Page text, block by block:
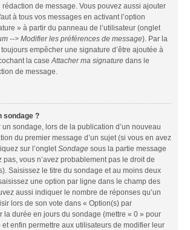
de message. Vous pouvez aussi ajouter
à tous vos messages en activant l’option
» à partir du panneau de l’utilisateur (onglet
--> Modifier les préférences de message). Par la
empêcher une signature d’être ajoutée à
la caseAttacher ma signature dans le
de message.
sondage ?
un sondage, lors de la publication d’un nouveau
du premier message d’un sujet (si vous en avez
sur l’ongletSondage sous la partie message
pas, vous n’avez probablement pas le droit de
Saisissez le titre du sondage et au moins deux
une option par ligne dans le champ des
aussi indiquer le nombre de réponses qu’un
lors de son vote dans « Option(s) par
la durée en jours du sondage (mettre « 0 » pour
enfin permettre aux utilisateurs de modifier leur